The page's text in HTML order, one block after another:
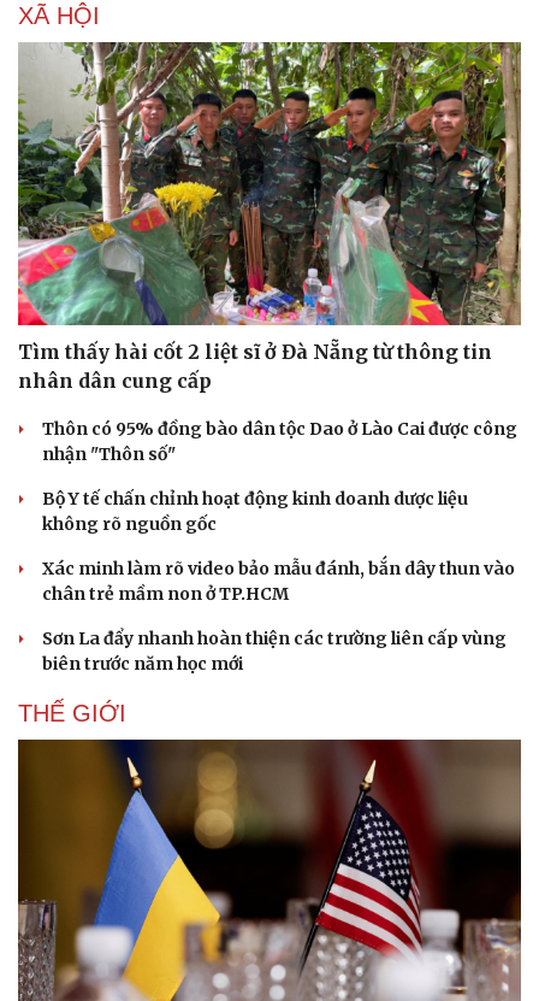
Văn hóa
Sân khấu - Điện ảnh
Âm nhạc
Di sản
Giải trí
Nghệ sĩ
Thời trang
Sao Việt
XÃ HỘI
Tìm thấy hài cốt 2 liệt sĩ ở Đà Nẵng từ thông tin
nhân dân cung cấp
Thôn có 95% đồng bào dân tộc Dao ở Lào Cai được công
nhận "Thôn số"
Bộ Y tế chấn chỉnh hoạt động kinh doanh dược liệu
không rõ nguồn gốc
Xác minh làm rõ video bảo mẫu đánh, bắn dây thun vào
chân trẻ mầm non ở TP.HCM
Sơn La đẩy nhanh hoàn thiện các trường liên cấp vùng
biên trước năm học mới
THẾ GIỚI